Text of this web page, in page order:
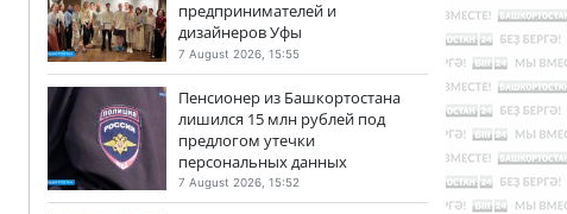
предпринимателей и
дизайнеров Уфы
7 August 2026, 15:55
Пенсионер из Башкортостана
лишился 15 млн рублей под
предлогом утечки
персональных данных
7 August 2026, 15:52